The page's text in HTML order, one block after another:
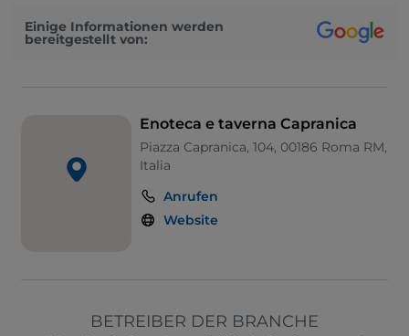
Einige Informationen werden
bereitgestellt von:
Enoteca e taverna Capranica
Piazza Capranica, 104, 00186 Roma RM,
Italia
Anrufen
Website
BETREIBER DER BRANCHE